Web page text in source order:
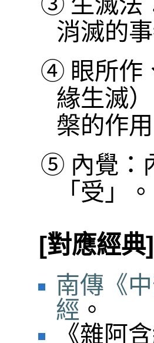
消滅的
④ 眼所作
緣生滅
槃的作
⑤ 內覺：
「受」。
[對應經典]
南傳《
經 。
《雜阿